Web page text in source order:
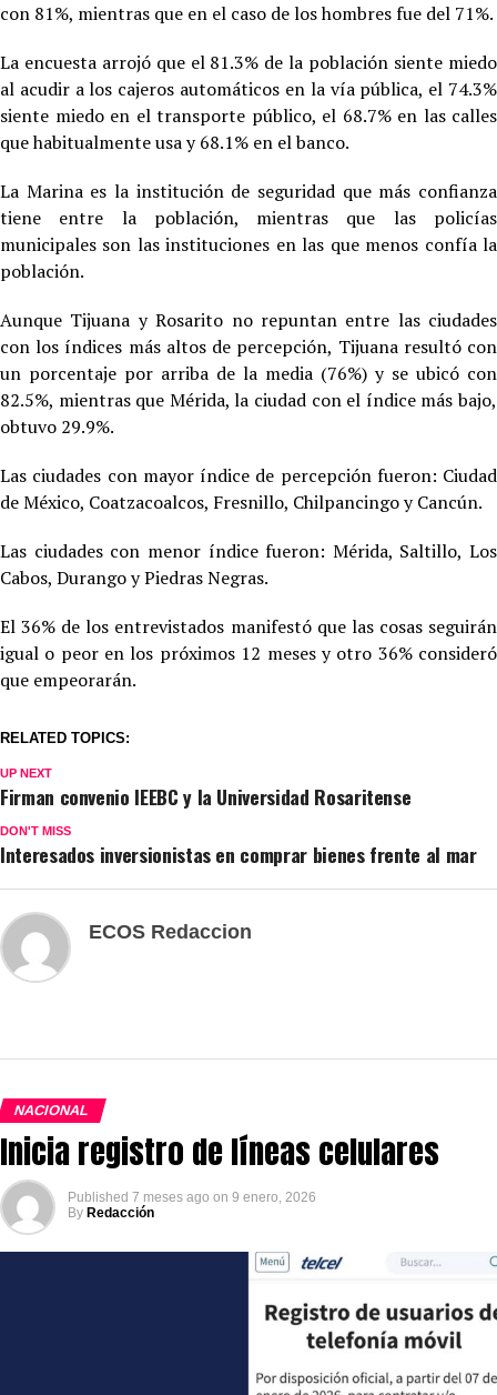
con 81%, mientras que en el caso de los hombres fue del 71%.
La encuesta arrojó que el 81.3% de la población siente miedo
al acudir a los cajeros automáticos en la vía pública, el 74.3%
siente miedo en el transporte público, el 68.7% en las calles
que habitualmente usa y 68.1% en el banco.
La Marina es la institución de seguridad que más confianza
tiene entre la población, mientras que las policías
municipales son las instituciones en las que menos confía la
población.
Aunque Tijuana y Rosarito no repuntan entre las ciudades
con los índices más altos de percepción, Tijuana resultó con
un porcentaje por arriba de la media (76%) y se ubicó con
82.5%, mientras que Mérida, la ciudad con el índice más bajo,
obtuvo 29.9%.
Las ciudades con mayor índice de percepción fueron: Ciudad
de México, Coatzacoalcos, Fresnillo, Chilpancingo y Cancún.
Las ciudades con menor índice fueron: Mérida, Saltillo, Los
Cabos, Durango y Piedras Negras.
El 36% de los entrevistados manifestó que las cosas seguirán
igual o peor en los próximos 12 meses y otro 36% consideró
que empeorarán.
RELATED TOPICS:
UP NEXT
Firman convenio IEEBC y la Universidad Rosaritense
DON'T MISS
Interesados inversionistas en comprar bienes frente al mar
ECOS Redaccion
NACIONAL
Inicia registro de líneas celulares
Published 7 meses ago on 9 enero, 2026
By Redacción